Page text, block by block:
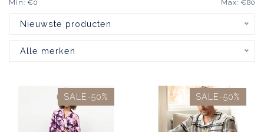
Min: €0 Max: €80
Nieuwste producten
Alle merken
SALE-50% SALE-50%